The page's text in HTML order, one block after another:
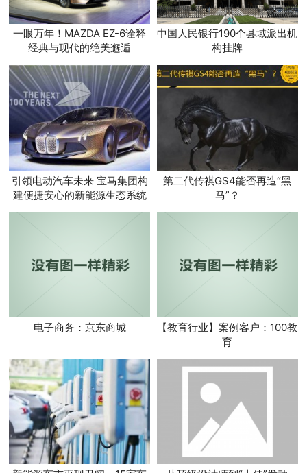
一眼万年！MAZDA EZ-6诠释
经典与现代的绝美邂逅
中国人民银行190个县域派出机
构挂牌
引领电动汽车未来 宝马集团构
建便捷安心的新能源生态系统
第二代传祺GS4能否再造“黑
马”？
电子商务：京东商城
【教育行业】案例客户：100教
育